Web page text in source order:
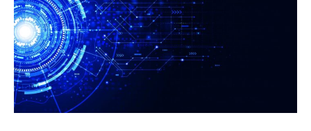
Welcome to Liberty Case
We have a curated list of the most noteworthy news from all
across the globe. With any subscription plan, you get access
toexclusive articlesthat let you stay ahead of the curve.
Your Profile